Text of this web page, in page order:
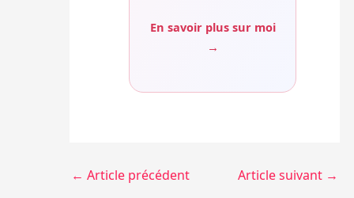
En savoir plus sur moi
→
← Article précédent Article suivant →